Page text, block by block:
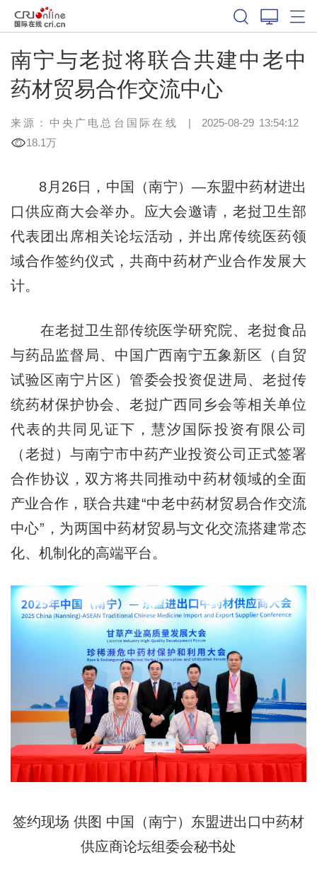
南宁与老挝将联合共建中老中
药材贸易合作交流中心
来源：中央广电总台国际在线 | 2025-08-29 13:54:12
18.1万
8月26日，中国（南宁）—东盟中药材进出
口供应商大会举办。应大会邀请，老挝卫生部
代表团出席相关论坛活动，并出席传统医药领
域合作签约仪式，共商中药材产业合作发展大
计。
在老挝卫生部传统医学研究院、老挝食品
与药品监督局、中国广西南宁五象新区（自贸
试验区南宁片区）管委会投资促进局、老挝传
统药材保护协会、老挝广西同乡会等相关单位
代表的共同见证下， 慧汐国际投资有限公司
（老挝） 与南宁市中药产业投资公司正式签署
合作协议，双方将共同推动中药材领域的全面
产业合作，联合共建“中老中药材贸易合作交流
中心”，为两国中药材贸易与文化交流搭建常态
化、机制化的高端平台。
签约现场 供图 中国（南宁）东盟进出口中药材
供应商论坛组委会秘书处